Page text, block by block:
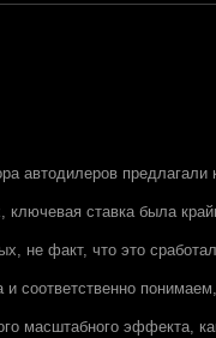
автодилеров
ставка была
не факт, что это
соответственно
масштабного эффекта,